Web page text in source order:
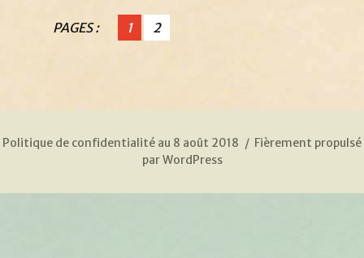
PAGES : 1 2
Politique de confidentialité au 8 août 2018
Fièrement propulsé
par WordPress